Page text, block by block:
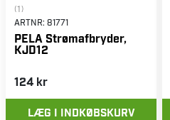
(1)
ARTNR: 81771
PELA Strømafbryder,
KJD12
124 kr
LÆG I INDKØBSKURV